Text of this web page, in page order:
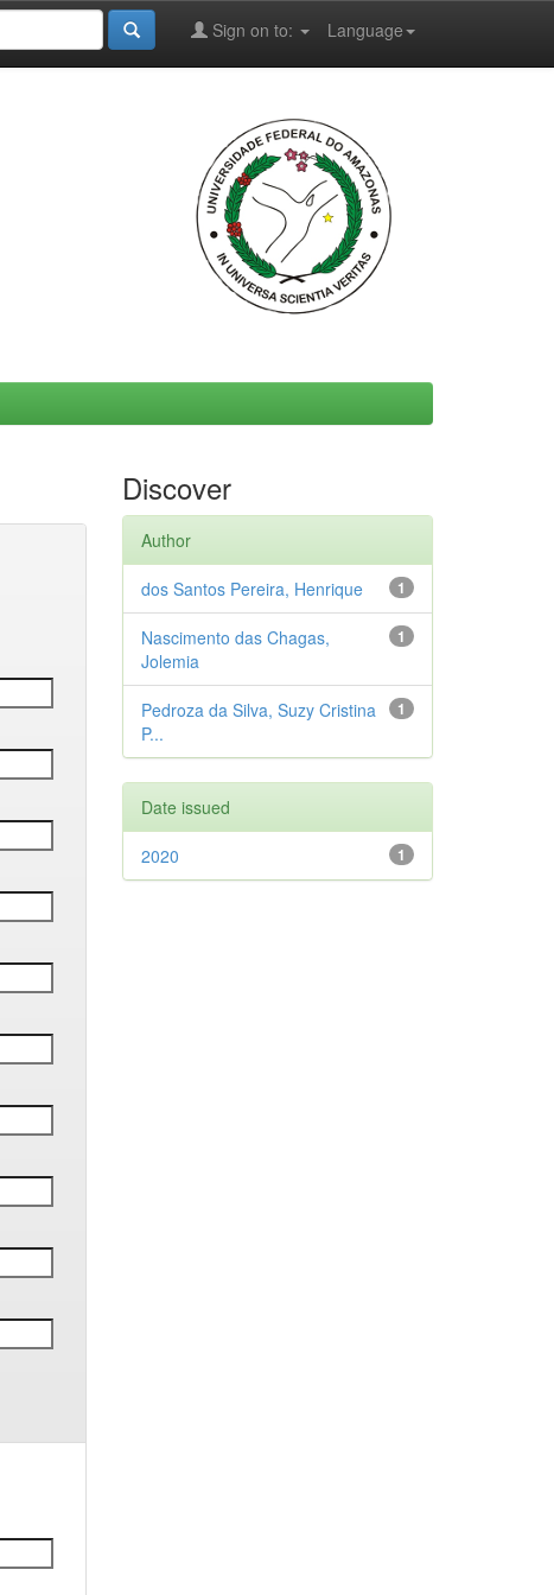
Language
Sign on to:
Discover
Author
1
dos Santos Pereira, Henrique
1
Nascimento das Chagas,
Jolemia
1
Pedroza da Silva, Suzy Cristina
P...
Date issued
1
2020